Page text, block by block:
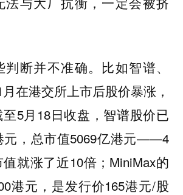
断并不准确。比如智谱、
在港交所上市后股价暴涨，
5月18日收盘，智谱股价已
元，总市值5069亿港元——4
就涨了近10倍；MiniMax的
港元，是发行价165港元/股